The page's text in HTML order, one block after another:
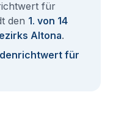
für
den 1. von 14
Altona.
für